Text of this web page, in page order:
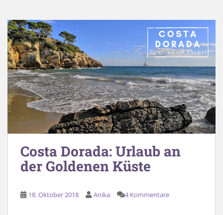
Costa Dorada: Urlaub an
der Goldenen Küste
18. Oktober 2018 Anika 4 Kommentare